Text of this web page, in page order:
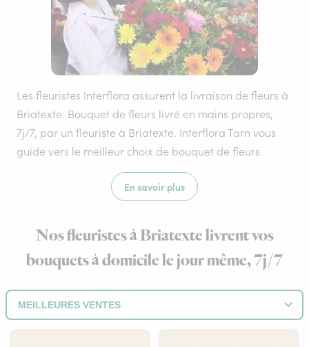
Les fleuristes Interflora assurent la livraison de fleurs à
Briatexte. Bouquet de fleurs livré en mains propres,
7j/7, par un fleuriste à Briatexte. Interflora Tarn vous
guide vers le meilleur choix de bouquet de fleurs.
En savoir plus
Nos fleuristes à Briatexte livrent vos
bouquets à domicile le jour même, 7j/7